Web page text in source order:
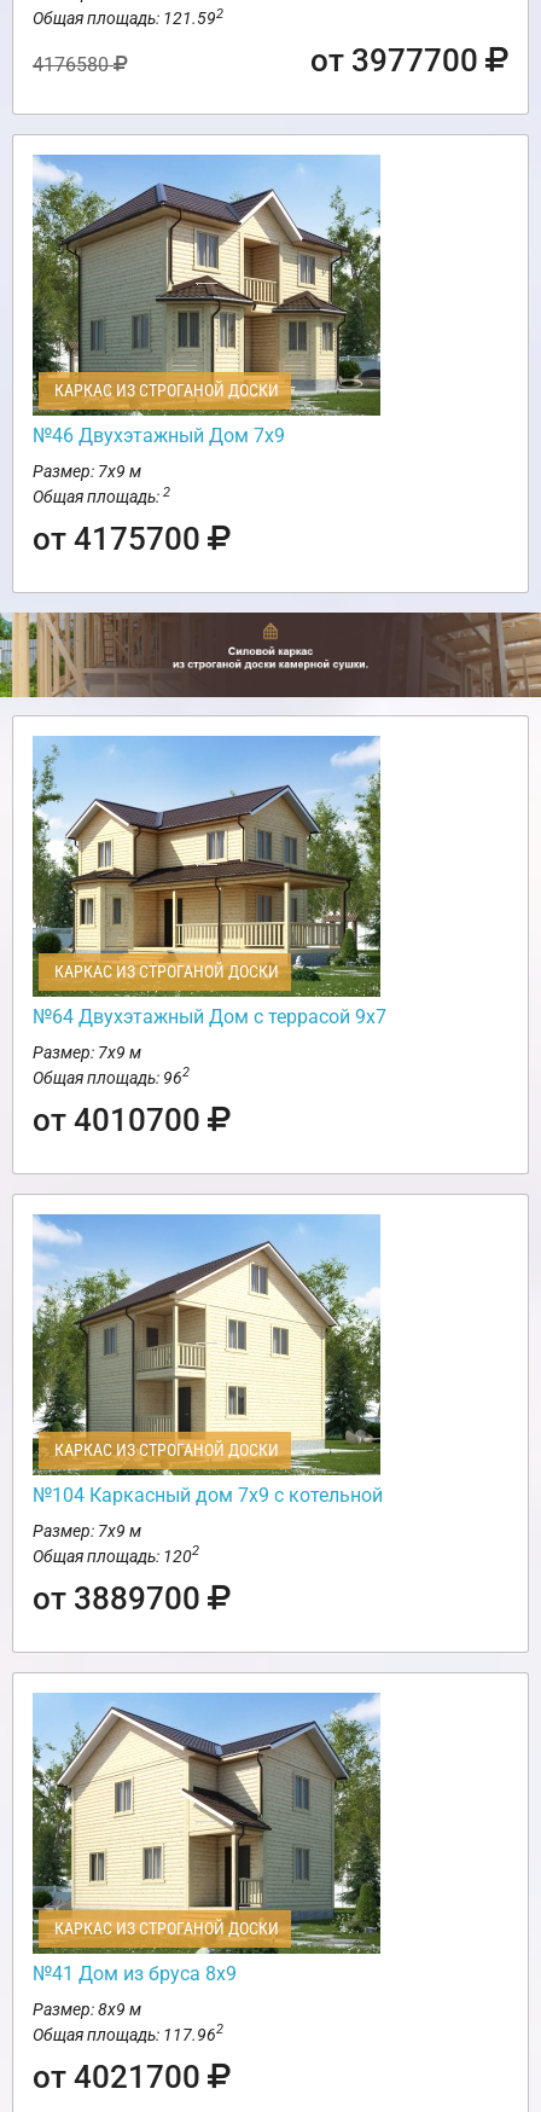
Общая площадь: 121.592
4176580 от 3977700
КАРКАС ИЗ СТРОГАНОЙ ДОСКИ
№46 Двухэтажный Дом 7х9
Размер: 7х9 м
Общая площадь: 2
от 4175700
КАРКАС ИЗ СТРОГАНОЙ ДОСКИ
№64 Двухэтажный Дом с террасой 9х7
Размер: 7х9 м
Общая площадь: 962
от 4010700
КАРКАС ИЗ СТРОГАНОЙ ДОСКИ
№104 Каркасный дом 7х9 с котельной
Размер: 7х9 м
Общая площадь: 1202
от 3889700
КАРКАС ИЗ СТРОГАНОЙ ДОСКИ
№41 Дом из бруса 8х9
Размер: 8х9 м
Общая площадь: 117.962
от 4021700